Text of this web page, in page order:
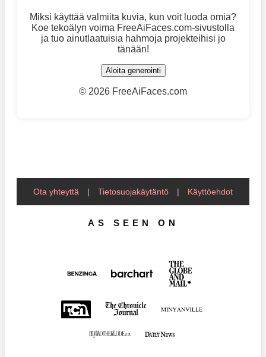
Miksi käyttää valmiita kuvia, kun voit luoda omia?
Koe tekoälyn voima FreeAiFaces.com-sivustolla
ja tuo ainutlaatuisia hahmoja projekteihisi jo
tänään!
Aloita generointi
© 2026 FreeAiFaces.com
Ota yhteyttä | Tietosuojakäytäntö | Käyttöehdot
AS SEEN ON